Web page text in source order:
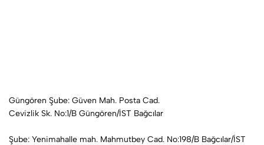
Güngören Şube: Güven Mah. Posta Cad.
Cevizlik Sk. No:1/B Güngören/İST Bağcılar
Şube: Yenimahalle mah. Mahmutbey Cad. No:198/B Bağcılar/İST